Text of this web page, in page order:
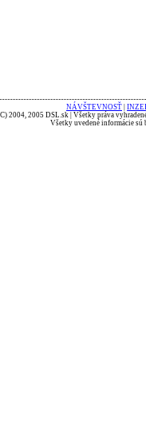
NÁVŠTEVNOSŤ
2004, 2005 DSL.sk | Všetky práva
Všetky uvedené informácie sú